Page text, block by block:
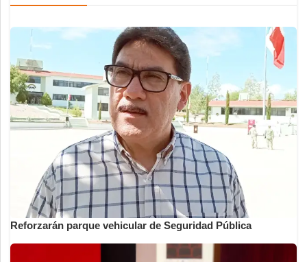
Reforzarán parque vehicular de Seguridad Pública